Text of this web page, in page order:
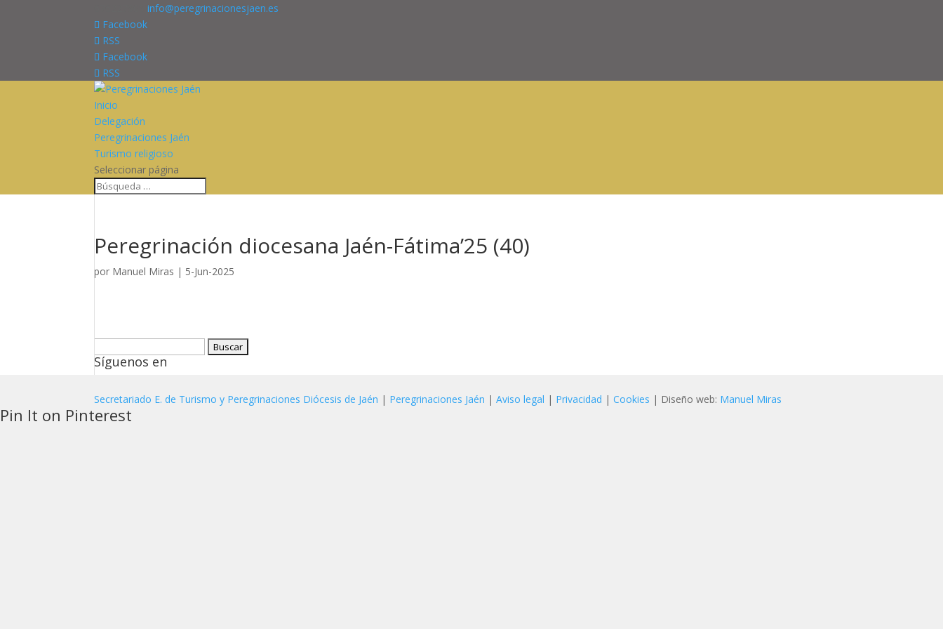
info@peregrinacionesjaen.es
Facebook
RSS
Facebook
RSS
Inicio
Delegación
Peregrinaciones Jaén
Turismo religioso
Seleccionar página
Peregrinación diocesana Jaén-Fátima’25 (40)
por Manuel Miras | 5-Jun-2025
Síguenos en
Secretariado E. de Turismo y Peregrinaciones Diócesis de Jaén | Peregrinaciones Jaén |Aviso legal | Privacidad |Cookies | Diseño web: Manuel Miras
Pin It on Pinterest